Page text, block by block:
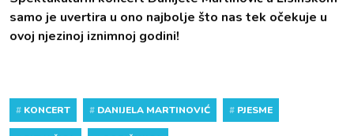
samo je uvertira u ono najbolje što nas tek očekuje u
ovoj njezinoj iznimnoj godini!
# KONCERT # DANIJELA MARTINOVIĆ # PJESME